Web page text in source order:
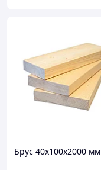
Брус 40х100х2000 мм